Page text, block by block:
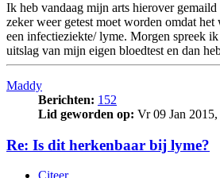
Ik heb vandaag mijn arts hierover gemaild
zeker weer getest moet worden omdat
een infectieziekte/ lyme. Morgen spreek
uitslag van mijn eigen bloedtest en dan
Maddy
Berichten: 152
Lid geworden op: Vr 09 Jan 2015,
Re: Is dit herkenbaar bij lyme?